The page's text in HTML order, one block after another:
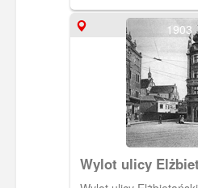
Kaschubischer Markt,
główne dworca.
1903
Wylot ulicy